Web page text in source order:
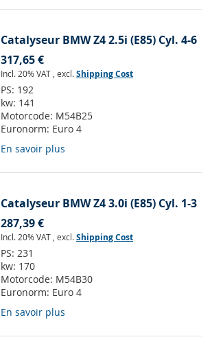
Catalyseur BMW Z4 2.5i (E85) Cyl. 4-6
317,65 €
Incl. 20% VAT , excl.Shipping Cost
PS: 192
kw: 141
Motorcode: M54B25
Euronorm: Euro 4
En savoir plus
Catalyseur BMW Z4 3.0i (E85) Cyl. 1-3
287,39 €
Incl. 20% VAT , excl.Shipping Cost
PS: 231
kw: 170
Motorcode: M54B30
Euronorm: Euro 4
En savoir plus